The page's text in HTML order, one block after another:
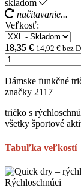
skladom
načitavanie...
Veľkosť:
18,35 € 14,92 € bez
Dámske funkčné
značky 2117
tričko s
všetky športové
Tabuľka veľkostí
Rýchloschnúci